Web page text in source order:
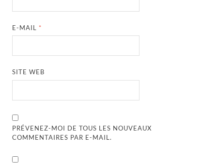
E-MAIL *
SITE WEB
PRÉVENEZ-MOI DE TOUS LES NOUVEAUX
COMMENTAIRES PAR E-MAIL.